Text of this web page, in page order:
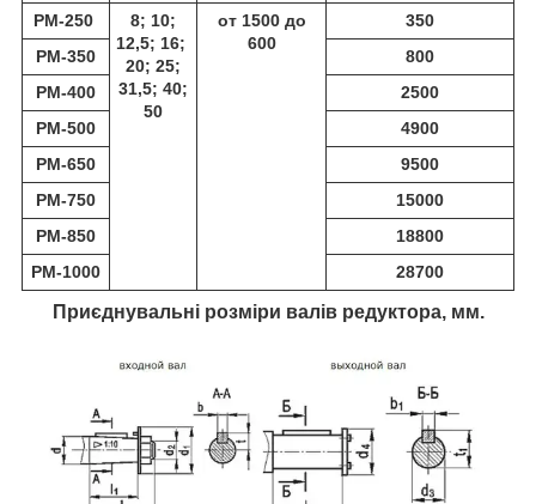
РМ-250
8; 10;
12,5; 16;
20; 25;
31,5; 40;
50
от 1500 до
600
350
РМ-350
800
РМ-400
2500
РМ-500
4900
РМ-650
9500
РМ-750
15000
РМ-850
18800
РМ-1000
28700
Приєднувальні розміри валів редуктора, мм.